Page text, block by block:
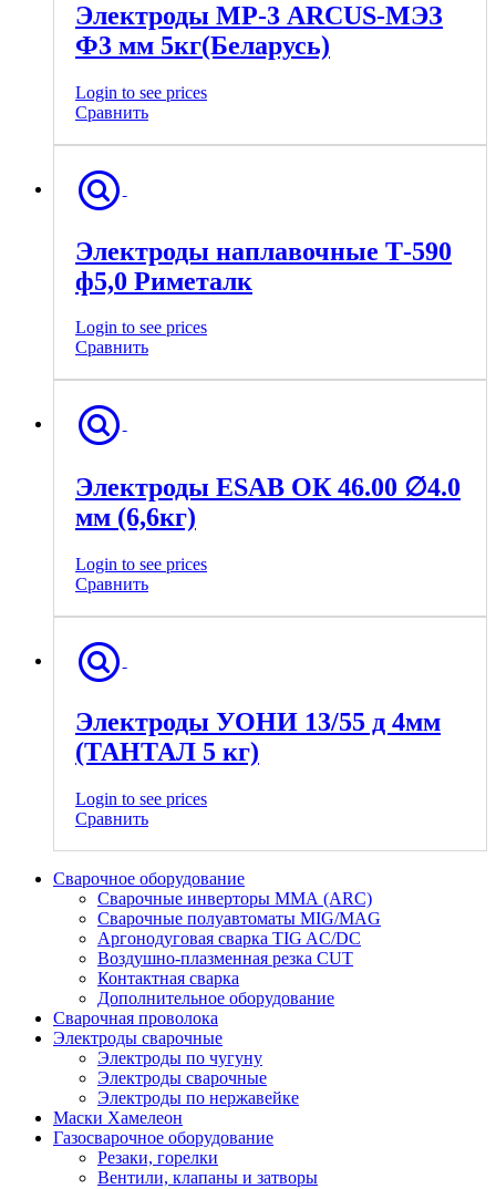
Электроды МР-3 ARCUS-МЭЗ
Ф3 мм 5кг(Беларусь)
Login to see prices
Сравнить
Электроды наплавочные Т-590
ф5,0 Риметалк
Login to see prices
Сравнить
Электроды ESAB ОК 46.00 ∅4.0
мм (6,6кг)
Login to see prices
Сравнить
Электроды УОНИ 13/55 д 4мм
(ТАНТАЛ 5 кг)
Login to see prices
Сравнить
Сварочное оборудование
Сварочные инверторы ММА (ARC)
Сварочные полуавтоматы MIG/MAG
Аргонодуговая сварка TIG AC/DC
Воздушно-плазменная резка CUT
Контактная сварка
Дополнительное оборудование
Сварочная проволока
Электроды сварочные
Электроды по чугуну
Электроды сварочные
Электроды по нержавейке
Маски Хамелеон
Газосварочное оборудование
Резаки, горелки
Вентили, клапаны и затворы